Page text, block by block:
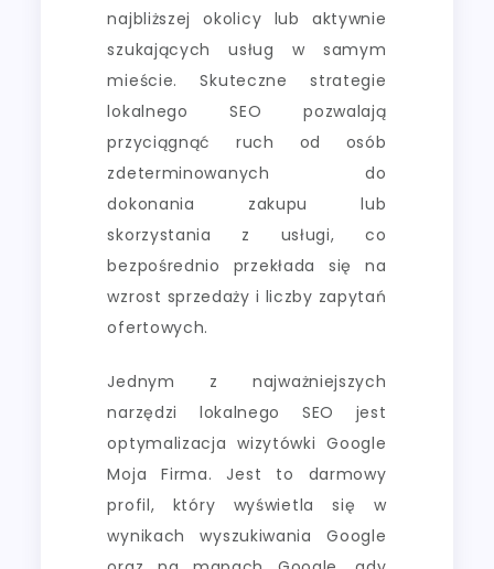
najbliższej okolicy lub aktywnie
szukających usług w samym
mieście. Skuteczne strategie
lokalnego SEO pozwalają
przyciągnąć ruch od osób
zdeterminowanych do
dokonania zakupu lub
skorzystania z usługi, co
bezpośrednio przekłada się na
wzrost sprzedaży i liczby zapytań
ofertowych.
Jednym z najważniejszych
narzędzi lokalnego SEO jest
optymalizacja wizytówki Google
Moja Firma. Jest to darmowy
profil, który wyświetla się w
wynikach wyszukiwania Google